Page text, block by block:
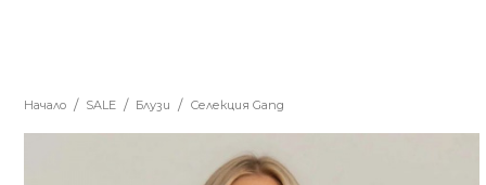
Начало SALE Блузи Селекция Gang